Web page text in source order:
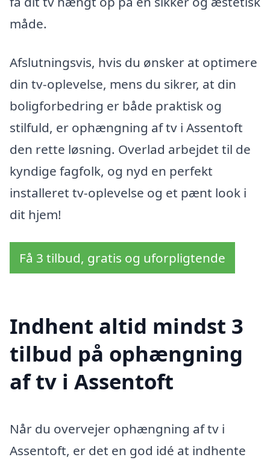
måde.
Afslutningsvis, hvis du ønsker at optimere
din tv-oplevelse, mens du sikrer, at din
boligforbedring er både praktisk og
stilfuld, er ophængning af tv i Assentoft
den rette løsning. Overlad arbejdet til de
kyndige fagfolk, og nyd en perfekt
installeret tv-oplevelse og et pænt look i
dit hjem!
Få 3 tilbud, gratis og uforpligtende
Indhent altid mindst 3
tilbud på ophængning
af tv i Assentoft
Når du overvejer ophængning af tv i
Assentoft, er det en god idé at indhente